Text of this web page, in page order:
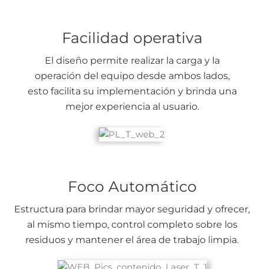
Facilidad operativa
El diseño permite realizar la carga y la
operación del equipo desde ambos lados,
esto facilita su implementación y brinda una
mejor experiencia al usuario.
Foco Automático
Estructura para brindar mayor seguridad y ofrecer,
al mismo tiempo, control completo sobre los
residuos y mantener el área de trabajo limpia.